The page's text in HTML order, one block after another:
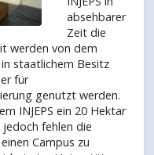
absehbarer
Zeit die
werden von dem
staatlichem Besitz
für
genutzt werden.
INJEPS ein 20 Hektar
fehlen die
Campus zu